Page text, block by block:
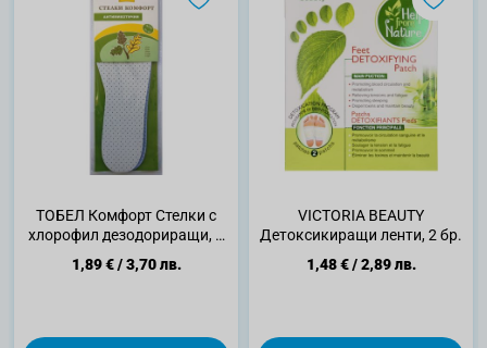
ТОБЕЛ Комфорт Стелки с
хлорофил дезодориращи, 1
чифт
1,89 €/3,70 лв.
VICTORIA BEAUTY
Детоксикиращи ленти, 2 бр.
1,48 €/2,89 лв.